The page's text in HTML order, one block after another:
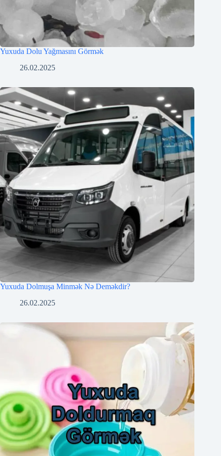
Yuxuda Dolu Yağmasını Görmək
26.02.2025
Yuxuda Dolmuşa Minmək Nə Deməkdir?
26.02.2025